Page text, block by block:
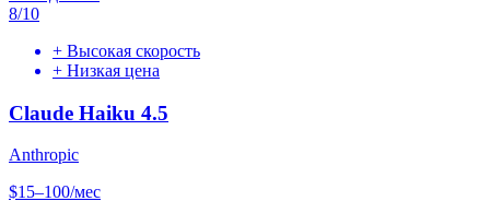
8/10
+ Высокая скорость
+ Низкая цена
Claude Haiku 4.5
Anthropic
$15–100/мес